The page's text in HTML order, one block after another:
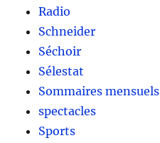
Radio
Schneider
Séchoir
Sélestat
Sommaires mensuels
spectacles
Sports